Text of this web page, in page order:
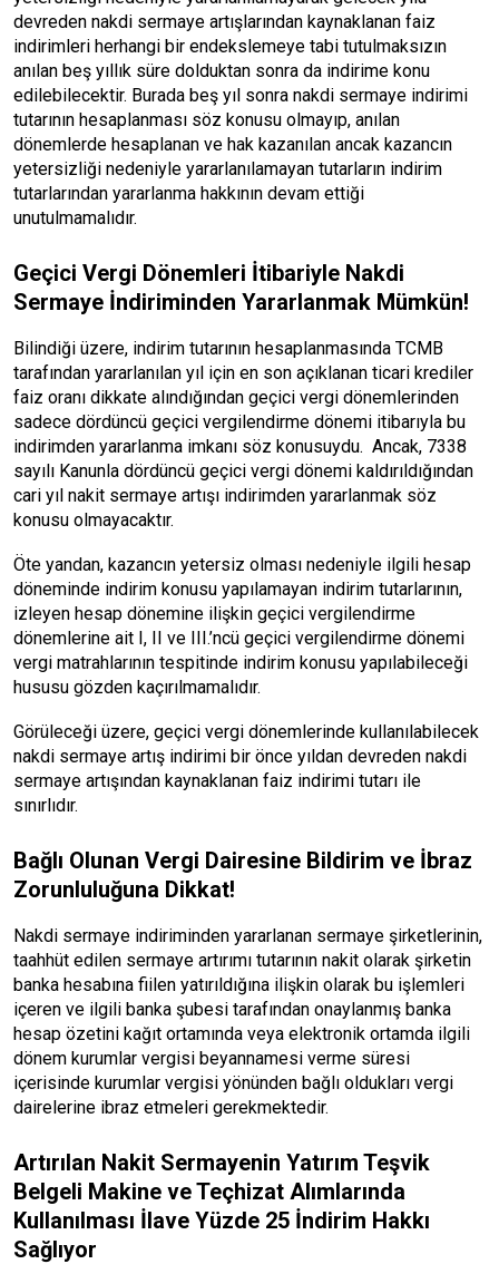
devreden nakdi sermaye artışlarından kaynaklanan faiz
indirimleri herhangi bir endekslemeye tabi tutulmaksızın
anılan beş yıllık süre dolduktan sonra da indirime konu
edilebilecektir. Burada beş yıl sonra nakdi sermaye indirimi
tutarının hesaplanması söz konusu olmayıp, anılan
dönemlerde hesaplanan ve hak kazanılan ancak kazancın
yetersizliği nedeniyle yararlanılamayan tutarların indirim
tutarlarından yararlanma hakkının devam ettiği
unutulmamalıdır.
Geçici Vergi Dönemleri İtibariyle Nakdi
Sermaye İndiriminden Yararlanmak Mümkün!
Bilindiği üzere, indirim tutarının hesaplanmasında TCMB
tarafından yararlanılan yıl için en son açıklanan ticari krediler
faiz oranı dikkate alındığından geçici vergi dönemlerinden
sadece dördüncü geçici vergilendirme dönemi itibarıyla bu
indirimden yararlanma imkanı söz konusuydu. Ancak, 7338
sayılı Kanunla dördüncü geçici vergi dönemi kaldırıldığından
cari yıl nakit sermaye artışı indirimden yararlanmak söz
konusu olmayacaktır.
Öte yandan, kazancın yetersiz olması nedeniyle ilgili hesap
döneminde indirim konusu yapılamayan indirim tutarlarının,
izleyen hesap dönemine ilişkin geçici vergilendirme
dönemlerine ait I, II ve III.’ncü geçici vergilendirme dönemi
vergi matrahlarının tespitinde indirim konusu yapılabileceği
hususu gözden kaçırılmamalıdır.
Görüleceği üzere, geçici vergi dönemlerinde kullanılabilecek
nakdi sermaye artış indirimi bir önce yıldan devreden nakdi
sermaye artışından kaynaklanan faiz indirimi tutarı ile
sınırlıdır.
Bağlı Olunan Vergi Dairesine Bildirim ve İbraz
Zorunluluğuna Dikkat!
Nakdi sermaye indiriminden yararlanan sermaye şirketlerinin,
taahhüt edilen sermaye artırımı tutarının nakit olarak şirketin
banka hesabına fiilen yatırıldığına ilişkin olarak bu işlemleri
içeren ve ilgili banka şubesi tarafından onaylanmış banka
hesap özetini kağıt ortamında veya elektronik ortamda ilgili
dönem kurumlar vergisi beyannamesi verme süresi
içerisinde kurumlar vergisi yönünden bağlı oldukları vergi
dairelerine ibraz etmeleri gerekmektedir.
Artırılan Nakit Sermayenin Yatırım Teşvik
Belgeli Makine ve Teçhizat Alımlarında
Kullanılması İlave Yüzde 25 İndirim Hakkı
Sağlıyor